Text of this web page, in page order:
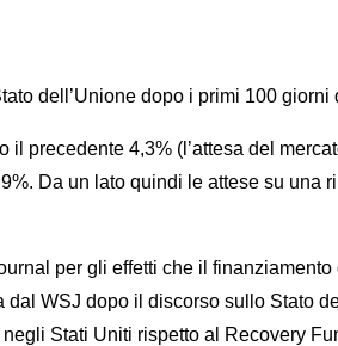
dell’Unione dopo i primi 100 giorni
il precedente 4,3% (l’attesa del
Da un lato quindi le attese su una
per gli effetti che il
WSJ dopo il discorso sullo Stato
Stati Uniti rispetto al Recovery